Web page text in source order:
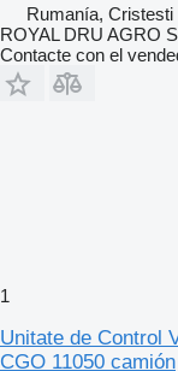
Rumanía, Cristesti
ROYAL DRU AGRO
Contacte con el
1
Unitate de Control
CGO 11050 camión